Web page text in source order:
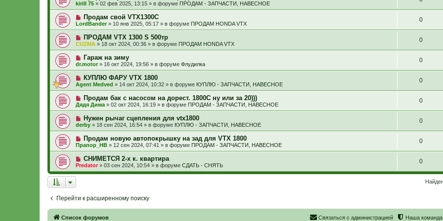
и
е
б
щ
е
н
и
е
с
о
б
щ
е
н
и
е
о
в
о
е
с
о
б
щ
е
н
и
е
kirill 75 » 02 фев 2025, 13:15 » в форуме ПРОДАМ - ЗАПЧАСТИ, НАВЕСНОЕ
Н
о
в
о
е
с
о
б
щ
е
н
и
е
Продам свой VTX1300C
LordBander» 10 янв 2025, 05:17 » в форуме ПРОДАМ HONDA VTX
0
Н
о
в
о
е
с
о
б
щ
е
н
и
е
ПРОДАМ VTX 1300 S 500тр
CUZMA » 18 окт 2024, 00:36 » в форуме ПРОДАМ HONDA VTX
0
Н
о
в
о
е
с
о
б
щ
е
н
и
е
Гараж на зиму
dr.motor» 16 окт 2024, 19:56 » в форуме Флудилка
0
Н
о
в
о
е
с
о
б
щ
е
н
и
е
КУПЛЮ ФАРУ VTX 1800
Agent Medved » 14 окт 2024, 10:32 » в форуме КУПЛЮ - ЗАПЧАСТИ, НАВЕСНОЕ
0
Н
о
в
о
е
с
о
б
щ
е
н
и
е
Продам бак с насосом на дорест. 1800С ну или за 20)))
Дядя Дима » 02 окт 2024, 16:19 » в форуме ПРОДАМ - ЗАПЧАСТИ, НАВЕСНОЕ
0
Н
о
в
о
е
с
о
о
б
щ
е
Нужен рычаг сцепления для vtx1800
derby » 18 сен 2024, 16:54 » в форуме КУПЛЮ - ЗАПЧАСТИ, НАВЕСНОЕ
0
Н
о
в
е
с
о
е
н
и
Продам новую автопокрышку на зад для VTX 1800
Прапор_НВ » 12 сен 2024, 07:41 » в форуме ПРОДАМ - ЗАПЧАСТИ, НАВЕСНОЕ
0
Н
о
в
о
о
щ
е
СНИМЕТСЯ 2-х к. квартира
Predator» 03 сен 2024, 10:54 » в форуме СДАТЬ - СНЯТЬ
0
Перейти к расширенному поиску
Список форумов Наша команда
Связаться с Связаться с администрацией